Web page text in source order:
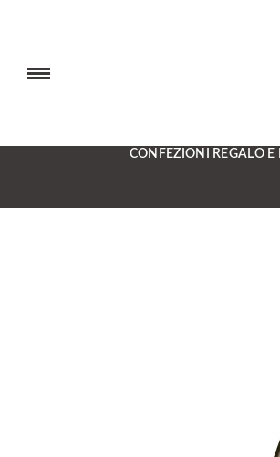
CONFEZIONI REGALO E